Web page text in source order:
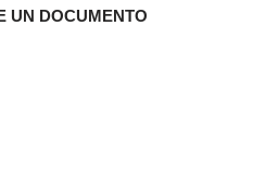
UN DOCUMENTO